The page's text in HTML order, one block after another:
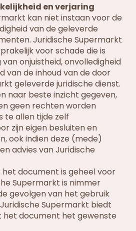
en verjaring
kan niet instaan voor de
van de geleverde
Juridische Supermarkt
voor schade die is
onjuistheid, onvolledigheid
van de inhoud van de door
geleverde juridische dienst.
naar beste inzicht gegeven,
geen rechten worden
te allen tijde zelf
zijn eigen besluiten en
ook indien deze (mede)
advies van Juridische
het document is geheel voor
Supermarkt is nimmer
gevolgen van het gebruik
Supermarkt biedt
het document het gewenste